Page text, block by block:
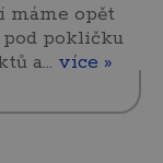
máme opět
pokličku
a… více »